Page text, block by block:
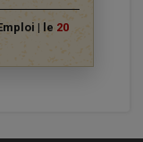
| le 20